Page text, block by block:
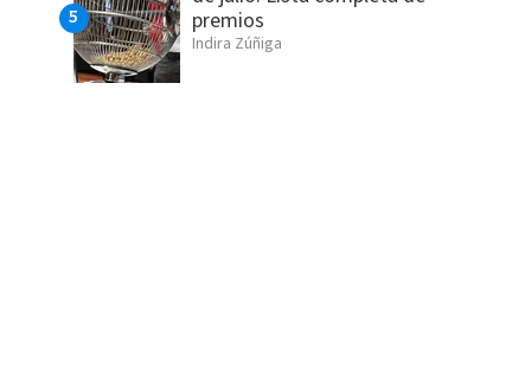
premios
Indira Zúñiga